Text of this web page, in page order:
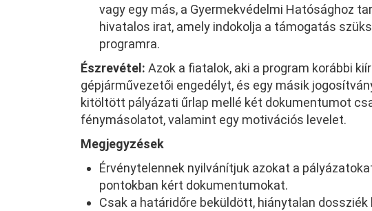
vagy egy más, a Gyermekvédelmi Hatósághoz
hivatalos irat, amely indokolja a támogatás
programra.
Észrevétel: Azok a fiatalok, aki a program korábbi
gépjárművezetői engedélyt, és egy másik
kitöltött pályázati űrlap mellé két dokumentumot
fénymásolatot, valamint egy motivációs levelet.
Megjegyzések
Érvénytelennek nyilvánítjuk azokat a
pontokban kért dokumentumokat.
Csak a határidőre beküldött, hiánytalan